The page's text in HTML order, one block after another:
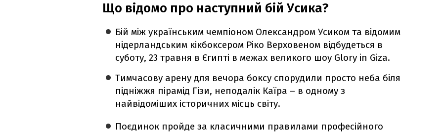
Що відомо про наступний бій Усика?
Бій між українським чемпіоном Олександром Усиком та відомим
нідерландським кікбоксером Ріко Верховеном відбудеться в
суботу, 23 травня в Єгипті в межах великого шоу Glory in Giza.
Тимчасову арену для вечора боксу спорудили просто неба біля
підніжжя пірамід Гізи, неподалік Каїра – в одному з
найвідоміших історичних місць світу.
Поєдинок пройде за класичними правилами професійного